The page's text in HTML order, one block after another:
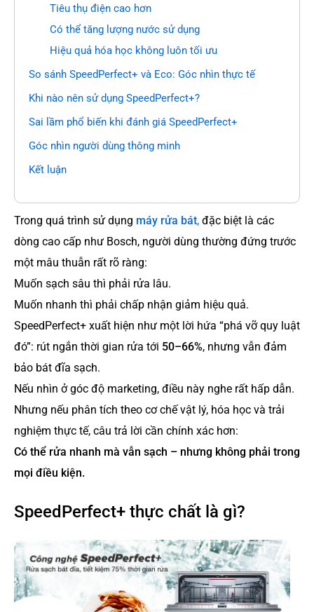
Tiêu thụ điện cao hơn
Có thể tăng lượng nước sử dụng
Hiệu quả hóa học không luôn tối ưu
So sánh SpeedPerfect+ và Eco: Góc nhìn thực tế
Khi nào nên sử dụng SpeedPerfect+?
Sai lầm phổ biến khi đánh giá SpeedPerfect+
Góc nhìn người dùng thông minh
Kết luận
Trong quá trình sử dụng máy rửa bát, đặc biệt là các
dòng cao cấp như Bosch, người dùng thường đứng trước
một mâu thuẫn rất rõ ràng:
Muốn sạch sâu thì phải rửa lâu.
Muốn nhanh thì phải chấp nhận giảm hiệu quả.
SpeedPerfect+ xuất hiện như một lời hứa “phá vỡ quy luật
đó”: rút ngắn thời gian rửa tới 50–66%, nhưng vẫn đảm
bảo bát đĩa sạch.
Nếu nhìn ở góc độ marketing, điều này nghe rất hấp dẫn.
Nhưng nếu phân tích theo cơ chế vật lý, hóa học và trải
nghiệm thực tế, câu trả lời cần chính xác hơn:
Có thể rửa nhanh mà vẫn sạch – nhưng không phải trong
mọi điều kiện.
SpeedPerfect+ thực chất là gì?